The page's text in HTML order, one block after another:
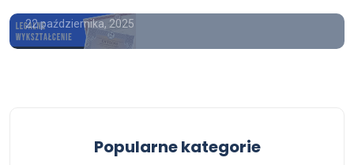
22 października, 2025
Popularne kategorie